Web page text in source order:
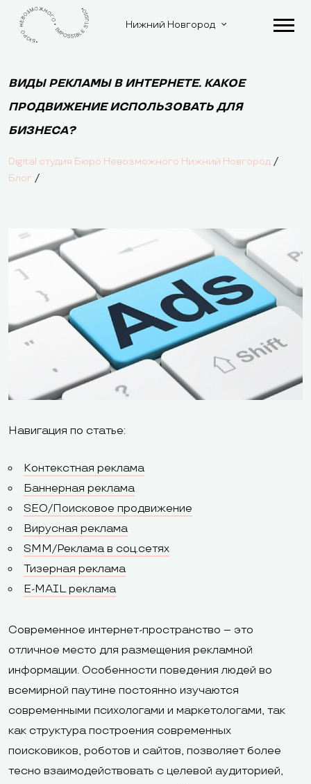
Нижний Новгород
ВИДЫ РЕКЛАМЫ В ИНТЕРНЕТЕ. КАКОЕ
ПРОДВИЖЕНИЕ ИСПОЛЬЗОВАТЬ ДЛЯ
БИЗНЕСА?
Digital студия Бюро Невозможного Нижний Новгород /
Блог /
Навигация по статье:
Контекстная реклама
Баннерная реклама
SEO/Поисковое продвижение
Вирусная реклама
SMM/Реклама в соц.сетях
Тизерная реклама
E-MAIL реклама
Современное интернет-пространство – это
отличное место для размещения рекламной
информации. Особенности поведения людей во
всемирной паутине постоянно изучаются
современными психологами и маркетологами, так
как структура построения современных
поисковиков, роботов и сайтов, позволяет более
тесно взаимодействовать с целевой аудиторией,